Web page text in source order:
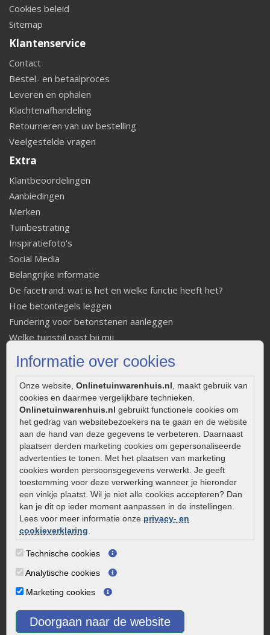
Informatie over cookies
Onze website, Onlinetuinwarenhuis.nl , maakt gebruik van
cookies en daarmee vergelijkbare technieken.
Onlinetuinwarenhuis.nl gebruikt functionele cookies om
het gedrag van websitebezoekers na te gaan en de website
aan de hand van deze gegevens te verbeteren. Daarnaast
plaatsen derden marketing cookies om gepersonaliseerde
advertenties te tonen. Met het plaatsen van marketing
cookies worden persoonsgegevens verwerkt. Je geeft
toestemming voor deze verwerking wanneer je hieronder
een vinkje plaatst. Wil je niet alle cookies accepteren? Dan
kan je dit op ieder moment aanpassen in de instellingen.
Lees voor meer informatie onze privacy- en
cookieverklaring
Technische cookies
Analytische cookies
Marketing cookies
Doorgaan naar de website
Cookies beleid
Sitemap
Klantenservice
Contact
Bestel- en betaalproces
Leveren en ophalen
Klachtenafhandeling
Retourneren van uw bestelling
Veelgestelde vragen
Extra
Klantbeoordelingen
Aanbiedingen
Merken
Tuinbestrating
Inspiratiefoto's
Social Media
Belangrijke informatie
De facetrand: wat is het en welke functie heeft het?
Hoe betontegels leggen
Fundering voor betonstenen aanleggen
Welke tuinstijl past bij mij
Strakke tuin inrichten
Legverbanden gebakken bestrating
Onderhoud van gebakken bestrating
Aanlegtips voor gebakken bestrating
Zelf een terras aanleggen
Kleine stadstuin inrichten
0320 – 219170
Kaapstanderweg 41
8243 RB Lelystad
info@onlinetuinwarenhuis.nl
Routebeschrijving
Openingstijden
Maandag
Dinsdag
Woensdag
Vrijdag
08:00 - 17:00